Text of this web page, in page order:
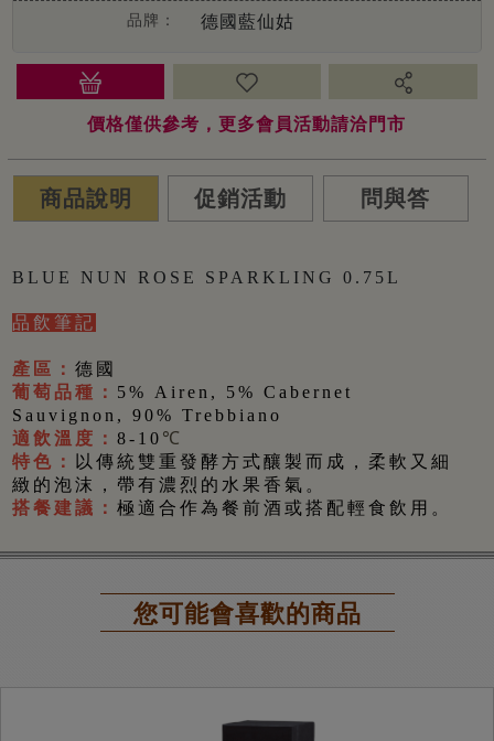
品牌： 德國藍仙姑
價格僅供參考，更多會員活動請洽門市
商品說明 促銷活動 問與答
BLUE NUN ROSE SPARKLING 0.75L
品飲筆記
產區： 德國
葡萄品種： 5% Airen, 5% Cabernet
Sauvignon, 90% Trebbiano
適飲溫度： 8-10 ℃
特色：
以傳統雙重發酵方式釀製而成 ，柔軟又細
緻的泡沫，帶有濃烈的水果香氣。
搭餐建議： 極適合作為餐前酒或搭配輕食飲用。
您可能會喜歡的商品